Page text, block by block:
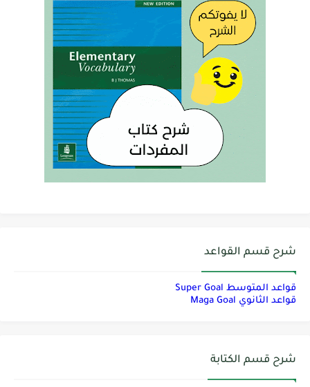
شرح قسم القواعد
قواعد المتوسط Super Goal
قواعد الثانوي Maga Goal
شرح قسم الكتابة